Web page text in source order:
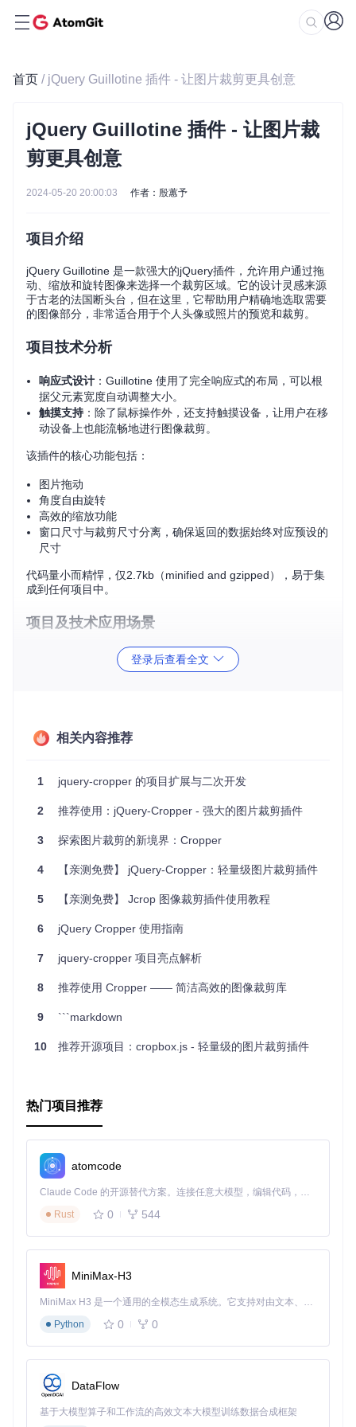
首页 / jQuery Guillotine 插件 - 让图片裁剪更具创意
jQuery Guillotine 插件 - 让图片裁
剪更具创意
2024-05-20 20:00:03 作者：殷蕙予
项目介绍
jQuery Guillotine 是一款强大的jQuery插件，允许用户通过拖
动、缩放和旋转图像来选择一个裁剪区域。它的设计灵感来源
于古老的法国断头台，但在这里，它帮助用户精确地选取需要
的图像部分，非常适合用于个人头像或照片的预览和裁剪。
项目技术分析
响应式设计 ：Guillotine 使用了完全响应式的布局，可以根
据父元素宽度自动调整大小。
触摸支持 ：除了鼠标操作外，还支持触摸设备，让用户在移
动设备上也能流畅地进行图像裁剪。
该插件的核心功能包括：
图片拖动
角度自由旋转
高效的缩放功能
窗口尺寸与裁剪尺寸分离，确保返回的数据始终对应预设的
尺寸
代码量小而精悍，仅2.7kb（minified and gzipped），易于集
成到任何项目中。
项目及技术应用场景
：用户上传照片时，可以自定义显示的头像或
轻量级：代码量小，加载快速，对页面性能影响极低。
全面兼容
：支持包括IE8在内的多种浏览器以及触屏设备。
灵活性高：提供完整的API接口，方便开发者自定义界面和
交互逻辑。
：提供实时数据更新和回调机制，方便与后端进
行通信。
为了体验这个插件的魅力，你可以访问
简便的操作。
结语
对于任何需要图片裁剪功能的项目，jQuery Guillotine 是一个
得它可以轻松应对各种场景。现在就开始将这个插件加入你的
登录后查看全文
相关内容推荐
1 jquery-cropper 的项目扩展与二次开发
2 推荐使用：jQuery-Cropper - 强大的图片裁剪插件
3 探索图片裁剪的新境界：Cropper
4 【亲测免费】 jQuery-Cropper：轻量级图片裁剪插件
5 【亲测免费】 Jcrop 图像裁剪插件使用教程
6 jQuery Cropper 使用指南
7 jquery-cropper 项目亮点解析
8 推荐使用 Cropper —— 简洁高效的图像裁剪库
9 ```markdown
10 推荐开源项目：cropbox.js - 轻量级的图片裁剪插件
热门项目推荐
atomcode
Claude Code 的开源替代方案。连接任意大模型，编辑代码，运行命令，自动验证 — 全自动执行。用 Rust 构建，极致性能。 ｜ An open-source alternative to Claude Code. Connect any LLM, edit code, run commands, and verify changes — autonomously. Built in Rust for speed. Get Started
Rust
0 544
MiniMax-H3
MiniMax H3 是一个通用的全模态生成系统。它支持对由文本、图像、视频和音频组成的多模态上下文进行统一理解，并能生成分辨率高达 2K、时长可达 15 秒的带原生立体声音频的视频。得益于面向任务泛化的系统设计，H3 在预训练阶段就已具备广泛的多模态上下文理解与生成能力，能够出色地执行复杂的多模态指令。
Python
0 0
DataFlow
基于大模型算子和工作流的高效文本大模型训练数据合成框架